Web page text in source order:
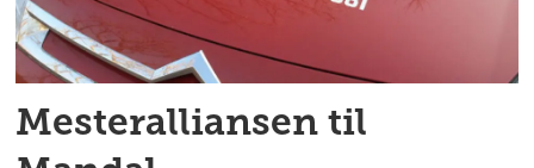
Mesteralliansen til